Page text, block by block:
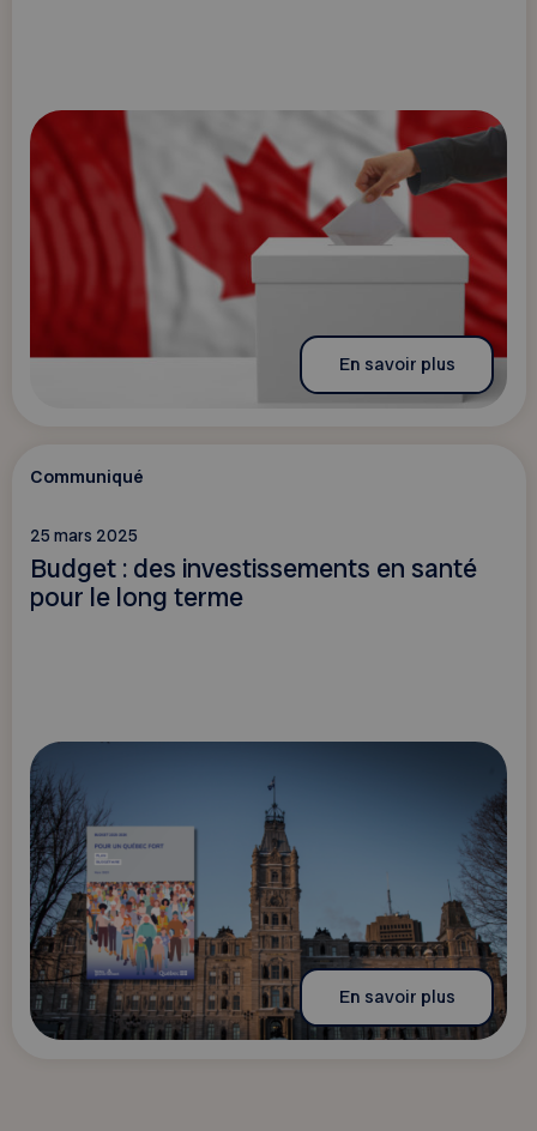
En savoir plus
Communiqué
25 mars 2025
Budget : des investissements en santé
pour le long terme
En savoir plus